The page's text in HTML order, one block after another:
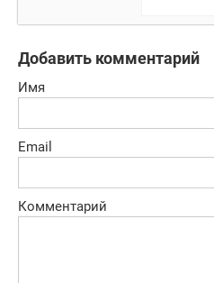
Добавить комментарий
Имя
Email
Комментарий